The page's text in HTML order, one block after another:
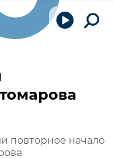
повторное начало